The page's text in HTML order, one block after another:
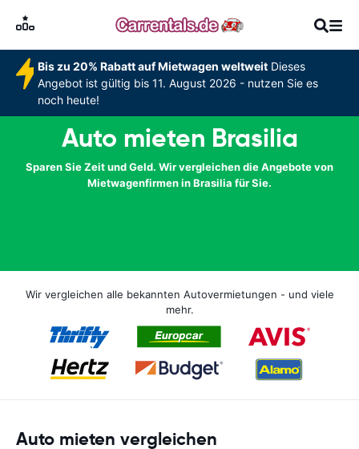
Bis zu 20% Rabatt auf Mietwagen weltweitDieses
Angebot ist gültig bis 11. August 2026 - nutzen Sie es
noch heute!
Auto mieten Brasilia
Sparen Sie Zeit und Geld. Wir vergleichen die Angebote von
Mietwagenfirmen in Brasilia für Sie.
Wir vergleichen alle bekannten Autovermietungen - und viele
mehr.
Auto mieten vergleichen